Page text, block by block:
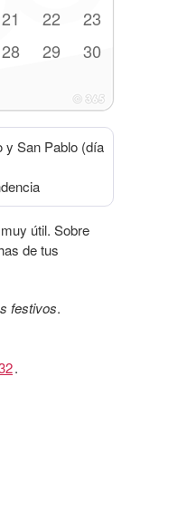
21 22 23
28 29 30
y San Pablo (día
útil. Sobre
de tus
festivos.
.